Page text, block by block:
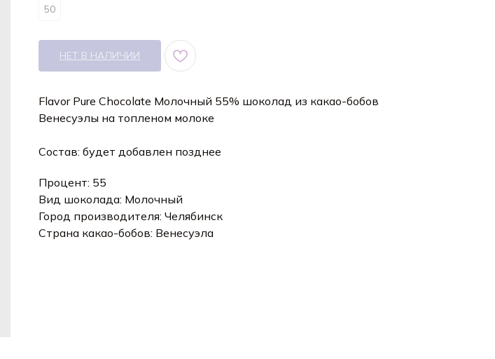
50
НЕТ В НАЛИЧИИ
Flavor Pure Chocolate Молочный 55% шоколад из какао-бобов
Венесуэлы на топленом молоке
Состав: будет добавлен позднее
Процент: 55
Вид шоколада: Молочный
Город производителя: Челябинск
Страна какао-бобов: Венесуэла